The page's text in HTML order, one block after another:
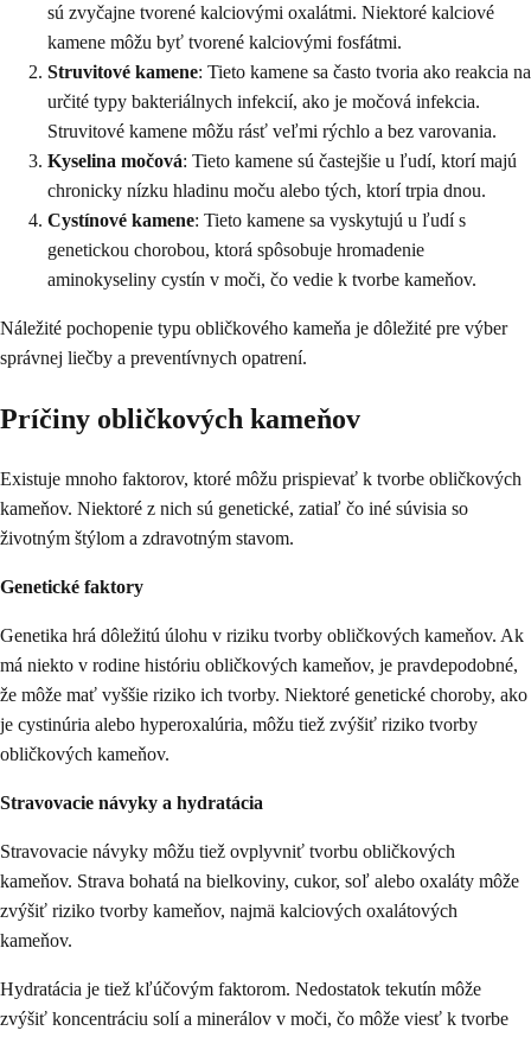
sú zvyčajne tvorené kalciovými oxalátmi. Niektoré kalciové
kamene môžu byť tvorené kalciovými fosfátmi.
Struvitové kamene: Tieto kamene sa často tvoria ako reakcia na
určité typy bakteriálnych infekcií, ako je močová infekcia.
Struvitové kamene môžu rásť veľmi rýchlo a bez varovania.
Kyselina močová: Tieto kamene sú častejšie u ľudí, ktorí majú
chronicky nízku hladinu moču alebo tých, ktorí trpia dnou.
Cystínové kamene: Tieto kamene sa vyskytujú u ľudí s
genetickou chorobou, ktorá spôsobuje hromadenie
aminokyseliny cystín v moči, čo vedie k tvorbe kameňov.
Náležité pochopenie typu obličkového kameňa je dôležité pre výber
správnej liečby a preventívnych opatrení.
Príčiny obličkových kameňov
Existuje mnoho faktorov, ktoré môžu prispievať k tvorbe obličkových
kameňov. Niektoré z nich sú genetické, zatiaľ čo iné súvisia so
životným štýlom a zdravotným stavom.
Genetické faktory
Genetika hrá dôležitú úlohu v riziku tvorby obličkových kameňov. Ak
má niekto v rodine históriu obličkových kameňov, je pravdepodobné,
že môže mať vyššie riziko ich tvorby. Niektoré genetické choroby, ako
je cystinúria alebo hyperoxalúria, môžu tiež zvýšiť riziko tvorby
obličkových kameňov.
Stravovacie návyky a hydratácia
Stravovacie návyky môžu tiež ovplyvniť tvorbu obličkových
kameňov. Strava bohatá na bielkoviny, cukor, soľ alebo oxaláty môže
zvýšiť riziko tvorby kameňov, najmä kalciových oxalátových
kameňov.
Hydratácia je tiež kľúčovým faktorom. Nedostatok tekutín môže
zvýšiť koncentráciu solí a minerálov v moči, čo môže viesť k tvorbe